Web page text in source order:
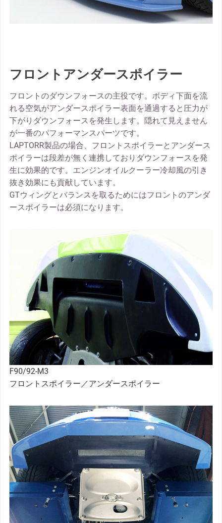
フロントアンダースポイラー
フロントのダウンフォースの主役です。ボディ下面を流
れる空気がアンダースポイラー表面を通過すると圧力が
下がりダウンフォースを発生します。隠れて見えません
が一番のパフォーマンスパーツです。
LAPTORR製品の場合、フロントスポイラーとアンダース
ポイラーは段差が無く連携しておりダウンフォースを発
生に効果的です。エンジンオイルクーラー冷却風の引き
抜き効果にも貢献しています。
GTウィングとバランスを取るためにはフロントのアンダ
ースポイラーは必須になります。
F90/92-M3
フロントスポイラー／アンダースポイラー